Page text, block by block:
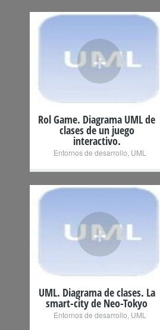
+
Rol Game. Diagrama UML de
clases de un juego
interactivo.
Entornos de desarrollo UML
+
UML. Diagrama de clases. La
smart-city de Neo-Tokyo
Entornos de desarrollo UML